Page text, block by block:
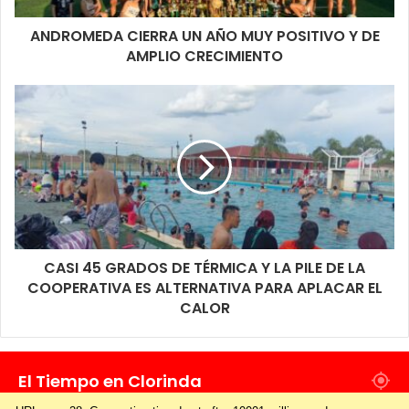
ANDROMEDA CIERRA UN AÑO MUY POSITIVO Y DE
AMPLIO CRECIMIENTO
CASI 45 GRADOS DE TÉRMICA Y LA PILE DE LA
COOPERATIVA ES ALTERNATIVA PARA APLACAR EL
CALOR
El Tiempo en Clorinda